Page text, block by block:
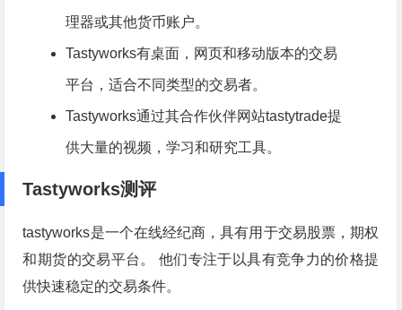
理器或其他货币账户。
Tastyworks有桌面，网页和移动版本的交易
平台，适合不同类型的交易者。
Tastyworks通过其合作伙伴网站tastytrade提
供大量的视频，学习和研究工具。
Tastyworks测评
tastyworks是一个在线经纪商，具有用于交易股票，期权
和期货的交易平台。 他们专注于以具有竞争力的价格提
供快速稳定的交易条件。